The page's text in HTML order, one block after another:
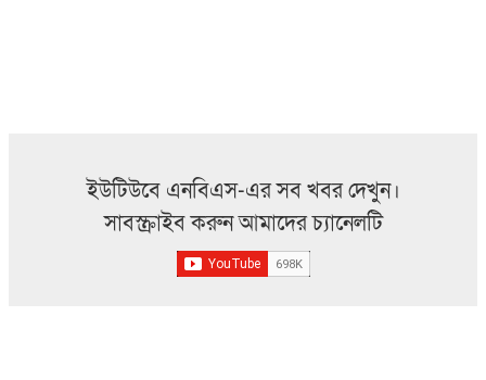
ইউটিউবে এনবিএস-এর সব খবর দেখুন।
সাবস্ক্রাইব করুন আমাদের চ্যানেলটি